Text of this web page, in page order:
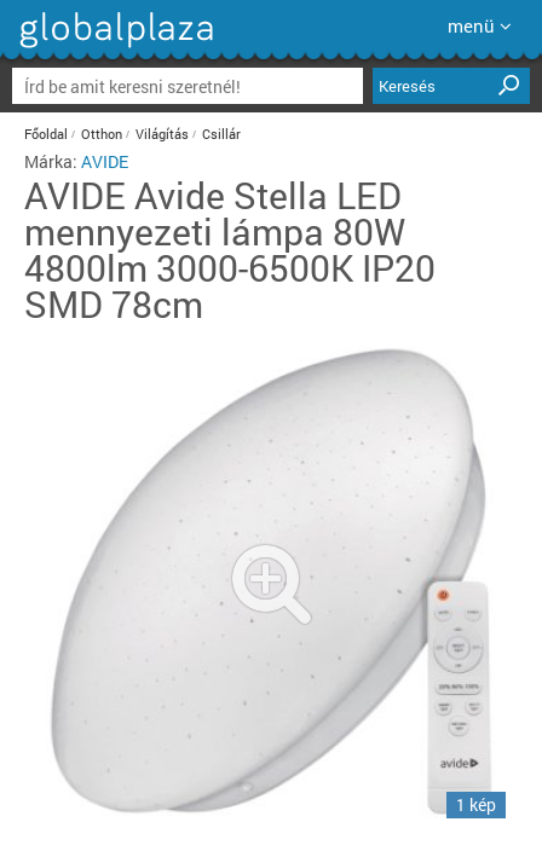
menü
Keresés
Főoldal Otthon Világítás Csillár
Márka: AVIDE
AVIDE Avide Stella LED
mennyezeti lámpa 80W
4800lm 3000-6500K IP20
SMD 78cm
1 kép